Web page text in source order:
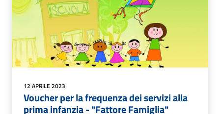
12 APRILE 2023
Voucher per la frequenza dei servizi alla
prima infanzia - "Fattore Famiglia"